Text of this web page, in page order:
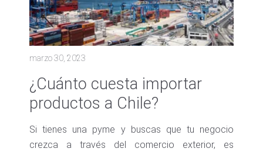
marzo 30, 2023
¿Cuánto cuesta importar
productos a Chile?
Si tienes una pyme y buscas que tu negocio
crezca a través del comercio exterior, es